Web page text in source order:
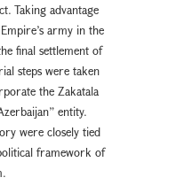
Taking advantage
army in the
final settlement of
steps were taken
the Zakatala
entity.
were closely tied
framework of